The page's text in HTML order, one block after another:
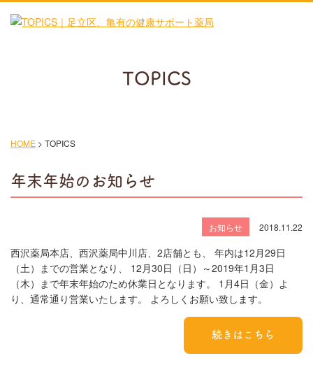
TOPICS
HOME > TOPICS
年末年始のお知らせ
お知らせ 2018.11.22
西沢薬局本店、西沢薬局中川店、2店舗とも、 年内は12月29日
（土）までの営業となり、 12月30日（日）～2019年1月3日
（木）まで年末年始のため休業日となります。 1月4日（金）よ
り、通常通り営業いたします。 よろしくお願い致します。
続きはこちら